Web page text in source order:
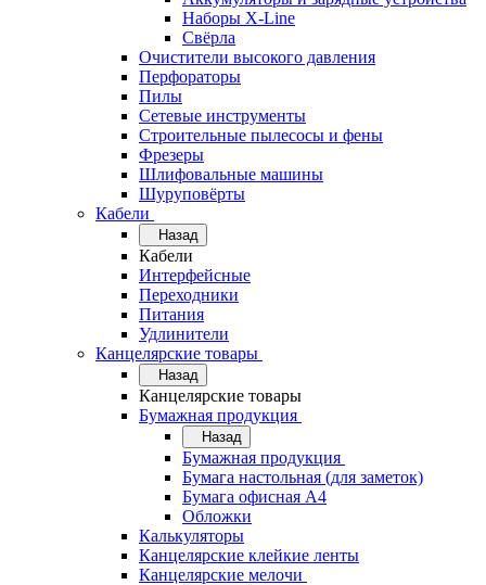
Наборы X-Line
Свёрла
Очистители высокого давления
Перфораторы
Пилы
Сетевые инструменты
Строительные пылесосы и фены
Фрезеры
Шлифовальные машины
Шуруповёрты
Кабели
Назад
Кабели
Интерфейсные
Переходники
Питания
Удлинители
Канцелярские товары
Назад
Канцелярские товары
Бумажная продукция
Назад
Бумажная продукция
Бумага настольная (для заметок)
Бумага офисная А4
Обложки
Калькуляторы
Канцелярские клейкие ленты
Канцелярские мелочи